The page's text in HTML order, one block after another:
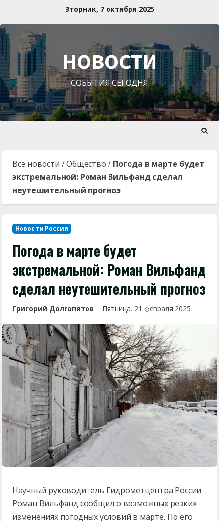
содержимому
Вторник, 7 октября 2025
НОВОСТИ
СОБЫТИЯ СЕГОДНЯ
Все новости /Общество / Погода в марте будет
экстремальной: Роман Вильфанд сделал
неутешительный прогноз
Новости России
Погода в марте будет
экстремальной: Роман Вильфанд
сделал неутешительный прогноз
Григорий Долгопятов Пятница, 21 февраля 2025
Научный руководитель Гидрометцентра России
Роман Вильфанд сообщил о возможных резких
изменениях погодных условий в марте. По его